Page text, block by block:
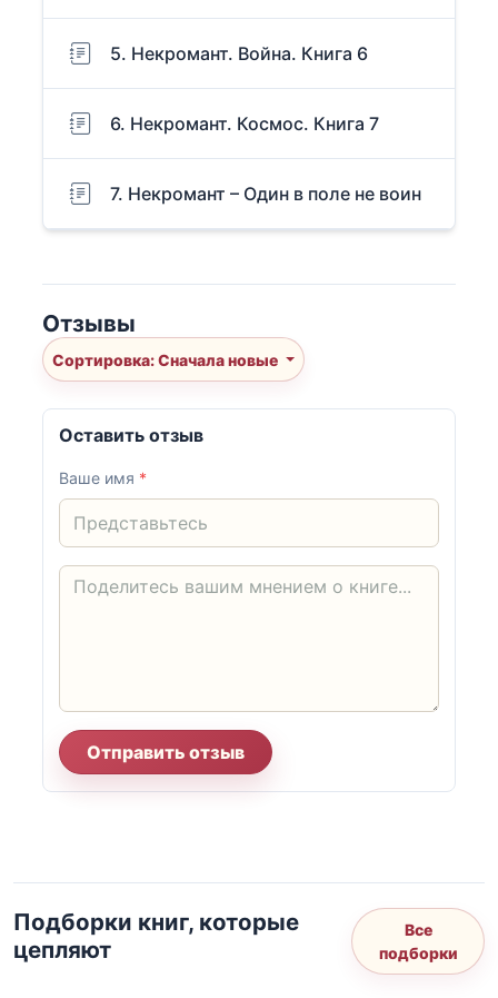
5. Некромант. Война. Книга 6
6. Некромант. Космос. Книга 7
7. Некромант – Один в поле не воин
Отзывы
Сортировка: Сначала новые
Оставить отзыв
Ваше имя *
Отправить отзыв
Подборки книг, которые
цепляют
Все
подборки